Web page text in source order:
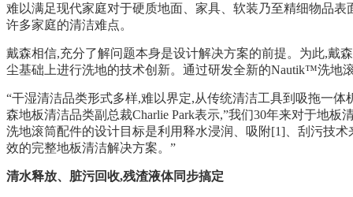
难以满足现代家庭对于硬质地面、家具、软装乃至精细物品
许多家庭的清洁难点。
戴森相信,充分了解问题本身是设计解决方案的前提。为此,戴
尘基础上进行洗地的技术创新。通过研发全新的Nautik™洗地
“干湿清洁品类形式多样,难以界定,从传统清洁工具到吸拖一
森地板清洁品类副总裁Charlie Park表示,”我们30年来对于地
洗地滚筒配件的设计目标是利用释水浸润、吸附[1]、刮污技
效的完整地板清洁解决方案。”
清水释放、脏污回收,残渣液体同步搞定